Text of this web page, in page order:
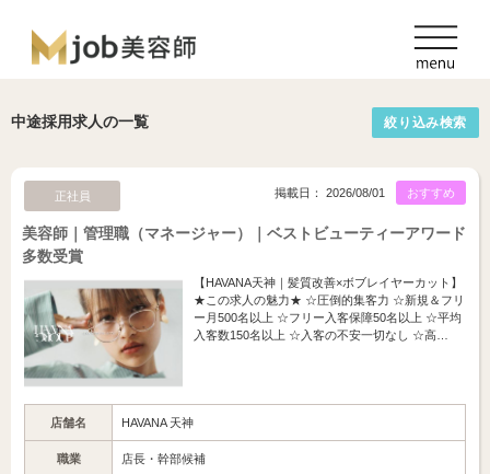
中途採用求人の一覧 絞り込み検索
正社員 おすすめ
掲載日： 2026/08/01
美容師｜管理職（マネージャー）｜ベストビューティーアワード
多数受賞
【HAVANA天神｜髪質改善×ボブレイヤーカット】
★この求人の魅力★ ☆圧倒的集客力 ☆新規＆フリ
ー月500名以上 ☆フリー入客保障50名以上 ☆平均
入客数150名以上 ☆入客の不安一切なし ☆高…
店舗名 HAVANA 天神
職業 店長・幹部候補